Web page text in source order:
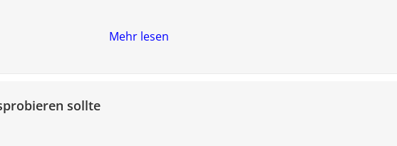
Mehr lesen
sollte